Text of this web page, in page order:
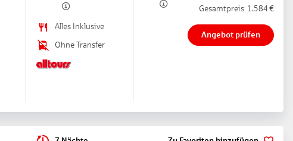
Alles Inklusive
Ohne Transfer
Gesamtpreis 1.584 €
Angebot prüfen